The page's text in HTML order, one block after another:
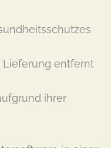
Lieferung entfernt
ihrer